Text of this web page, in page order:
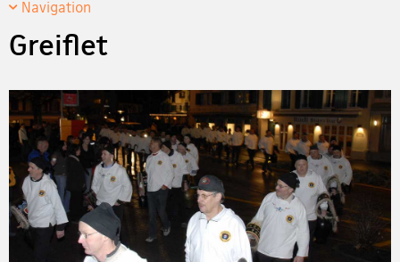
Navigation
Greiflet